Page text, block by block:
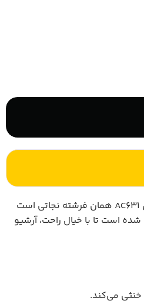
خود را مدام جابه‌جا می‌کنید یا همیشه نگران افتادن و آسیب دیدن اطلاعاتتان هستید، هارد اکسترنال اپیسر 2TB مدل AC631 همان فرشته نجاتی است
است تا با خیال راحت، آرشیو